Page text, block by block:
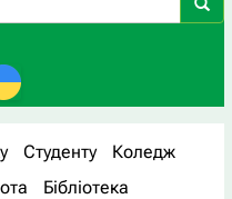
Студенту
Коледж
Бібліотека